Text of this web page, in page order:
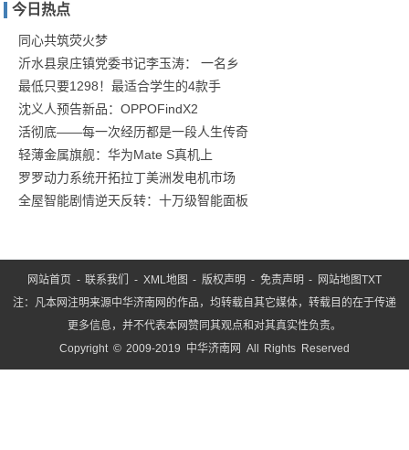
风湿
病医
院"三
阶
今日热点
同心共筑荧火梦
沂水县泉庄镇党委书记李玉涛： 一名乡
最低只要1298！最适合学生的4款手
沈义人预告新品：OPPOFindX2
活彻底——每一次经历都是一段人生传奇
轻薄金属旗舰：华为Mate S真机上
罗罗动力系统开拓拉丁美洲发电机市场
全屋智能剧情逆天反转：十万级智能面板
网站首页 -联系我们 - XML地图 -版权声明 - 免责声明 - 网站地图TXT
注：凡本网注明来源中华济南网的作品，均转载自其它媒体，转载目的在于传递
更多信息，并不代表本网赞同其观点和对其真实性负责。
Copyright © 2009-2019 中华济南网 All Rights Reserved